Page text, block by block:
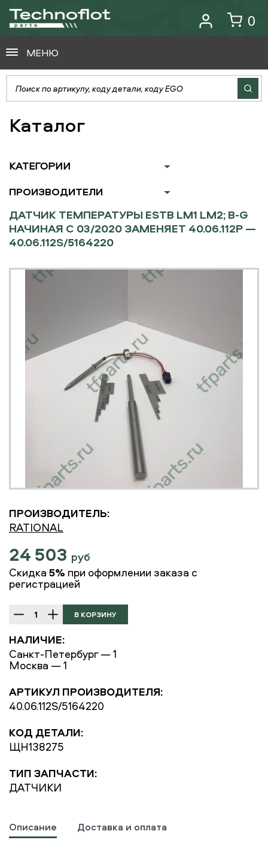
0
МЕНЮ
Каталог
КАТЕГОРИИ
ПРОИЗВОДИТЕЛИ
ДАТЧИК ТЕМПЕРАТУРЫ ESTB LM1 LM2; B-G
НАЧИНАЯ С 03/2020 ЗАМЕНЯЕТ 40.06.112P —
40.06.112S/5164220
ПРОИЗВОДИТЕЛЬ:
RATIONAL
24 503 руб
Скидка 5% при оформлении заказа с
регистрацией
НАЛИЧИЕ:
Санкт-Петербург — 1
Москва — 1
АРТИКУЛ ПРОИЗВОДИТЕЛЯ:
40.06.112S/5164220
КОД ДЕТАЛИ:
ЩН138275
ТИП ЗАПЧАСТИ:
ДАТЧИКИ
Описание Доставка и оплата